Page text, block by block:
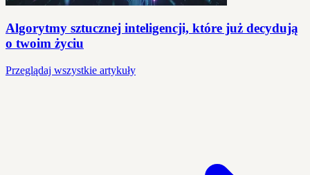
Algorytmy sztucznej inteligencji, które już decydują
o twoim życiu
Przeglądaj wszystkie artykuły